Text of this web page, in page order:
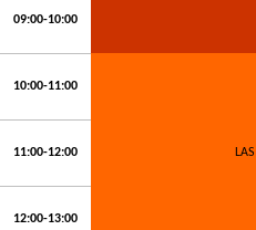
09:00-10:00
10:00-11:00
11:00-12:00
12:00-13:00